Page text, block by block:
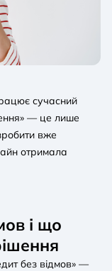
сучасний
— це лише
вже
отримала
і що
без відмов» —